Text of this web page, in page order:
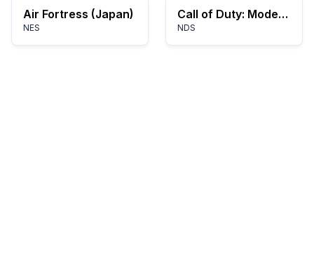
Air Fortress (Japan)
NES
Call of Duty: Modern Warfare 3 – Sfida
NDS